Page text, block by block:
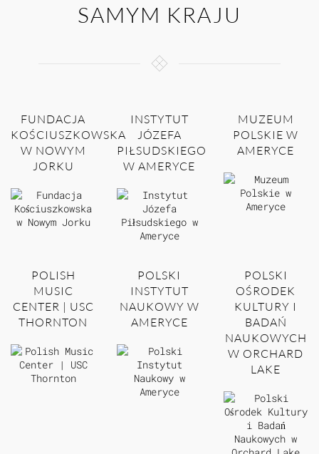
SAMYM KRAJU
FUNDACJA
KOŚCIUSZKOWSKA
W NOWYM
JORKU
INSTYTUT
JÓZEFA
PIŁSUDSKIEGO
W AMERYCE
MUZEUM
POLSKIE W
AMERYCE
POLISH
MUSIC
CENTER | USC
THORNTON
POLSKI
INSTYTUT
NAUKOWY W
AMERYCE
POLSKI
OŚRODEK
KULTURY I
BADAŃ
NAUKOWYCH
W ORCHARD
LAKE